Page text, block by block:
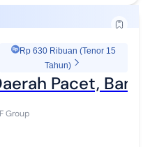
Rp 630 Ribuan (Tenor 15
Tahun)
Pacet,
Group